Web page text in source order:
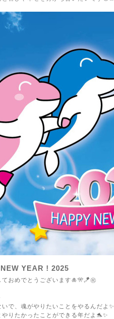
YEAR ! 2025
ておめでとうございます🎍🎌🪁㊗️
で、魂がやりたいことをやるんだよ✨
りたかったことができる年だよ🐬✨